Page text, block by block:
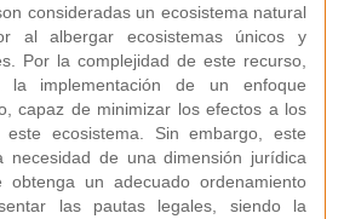
consideradas un ecosistema natural
al albergar ecosistemas únicos y
Por la complejidad de este recurso,
la implementación de un enfoque
capaz de minimizar los efectos a los
ecosistema. Sin embargo, este
necesidad de una dimensión jurídica
un adecuado ordenamiento
las pautas legales, siendo la